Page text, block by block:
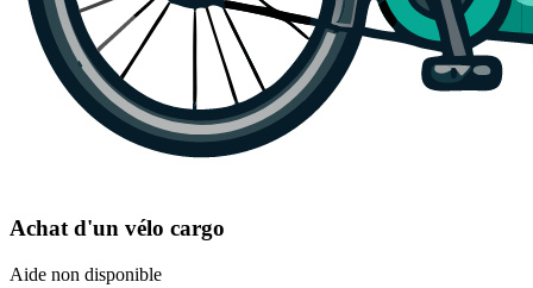
Achat d'un vélo cargo
Aide non disponible